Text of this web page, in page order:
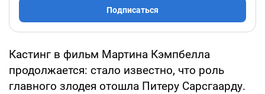
Подписаться
Кастинг в фильм Мартина Кэмпбелла
продолжается: стало известно, что роль
главного злодея отошла Питеру Сарсгаарду.